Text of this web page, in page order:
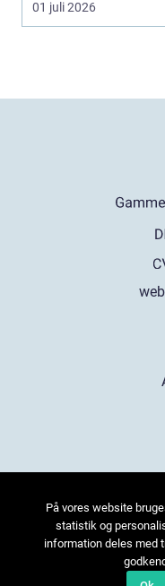
01 juli 2026
På vores website
statistik og
information deles med